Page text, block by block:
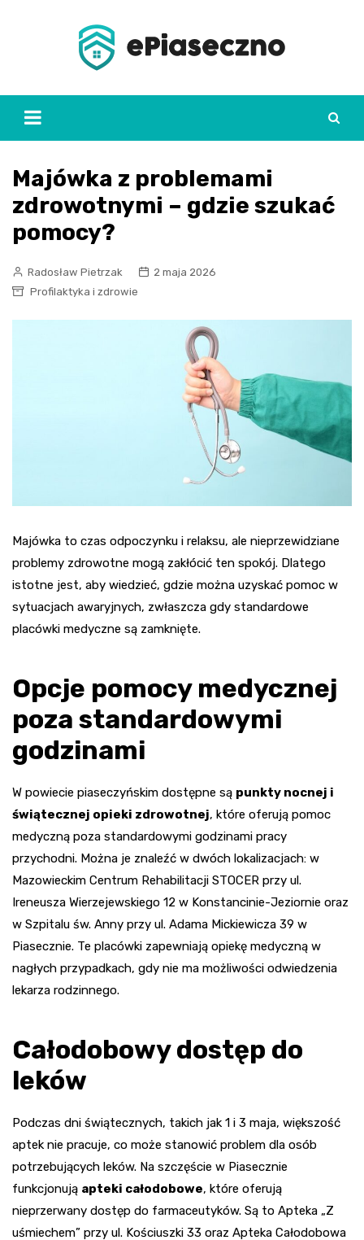
Majówka z problemami
zdrowotnymi – gdzie szukać
pomocy?
Radosław Pietrzak
2 maja 2026
Profilaktyka i zdrowie
Majówka to czas odpoczynku i relaksu, ale nieprzewidziane
problemy zdrowotne mogą zakłócić ten spokój. Dlatego
istotne jest, aby wiedzieć, gdzie można uzyskać pomoc w
sytuacjach awaryjnych, zwłaszcza gdy standardowe
placówki medyczne są zamknięte.
Opcje pomocy medycznej
poza standardowymi
godzinami
W powiecie piaseczyńskim dostępne są punkty nocnej i
świątecznej opieki zdrowotnej, które oferują pomoc
medyczną poza standardowymi godzinami pracy
przychodni. Można je znaleźć w dwóch lokalizacjach: w
Mazowieckim Centrum Rehabilitacji STOCER przy ul.
Ireneusza Wierzejewskiego 12 w Konstancinie-Jeziornie oraz
w Szpitalu św. Anny przy ul. Adama Mickiewicza 39 w
Piasecznie. Te placówki zapewniają opiekę medyczną w
nagłych przypadkach, gdy nie ma możliwości odwiedzenia
lekarza rodzinnego.
Całodobowy dostęp do
leków
Podczas dni świątecznych, takich jak 1 i 3 maja, większość
aptek nie pracuje, co może stanowić problem dla osób
potrzebujących leków. Na szczęście w Piasecznie
funkcjonują apteki całodobowe, które oferują
nieprzerwany dostęp do farmaceutyków. Są to Apteka „Z
uśmiechem” przy ul. Kościuszki 33 oraz Apteka Całodobowa